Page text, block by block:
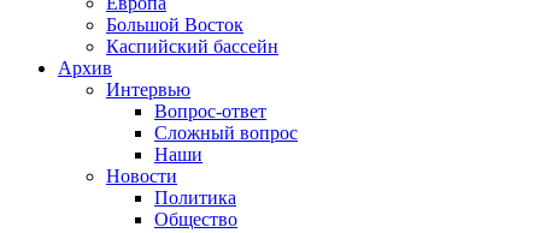
Большой Восток
Каспийский бассейн
Архив
Интервью
Вопрос-ответ
Сложный вопрос
Наши
Новости
Политика
Общество